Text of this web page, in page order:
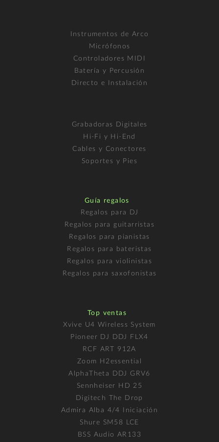
Instrumentos de Arco
Micrófonos
Controladores MIDI
Batería y Percusión
Directo e Instalación
Grabadoras Digitales
Hi-Fi y Hi-End
Cables y Conectores
Soportes y Pies
Guía regalos
Regalos para DJ
Regalos para guitarristas
Regalos para pianistas
Regalos para bateristas
Regalos para violinistas
Regalos para saxofonistas
Top ventas
Xvive U4 Wireless System
Pioneer DJ DDJ FLX4
RCF ART 912A
Zoom H2essential
AlphaTheta DDJ GRV6
Sennheiser HD 25
Digitech The Drop
Admira Alba 4/4 Iniciación
Shure SM58 LCE
BSS Audio AR133